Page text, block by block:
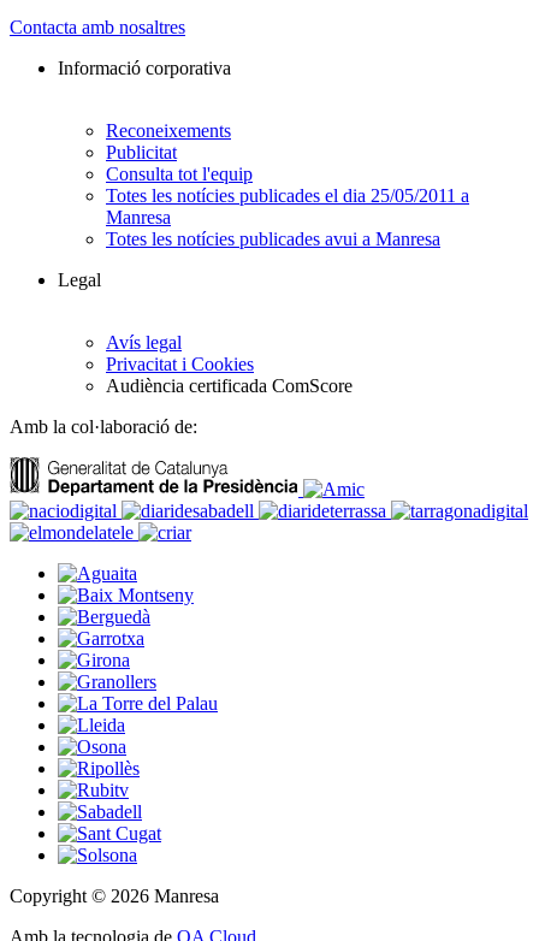
Contacta amb nosaltres
Informació corporativa
Reconeixements
Publicitat
Consulta tot l'equip
Totes les notícies publicades el dia 25/05/2011 a
Manresa
Totes les notícies publicades avui a Manresa
Legal
Avís legal
Privacitat i Cookies
Audiència certificada ComScore
Amb la col·laboració de:
Copyright © 2026 Manresa
Amb la tecnologia de OA Cloud